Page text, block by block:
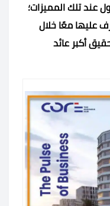
عند تلك المميزات؛
عليها معًا خلال
أكبر عائد